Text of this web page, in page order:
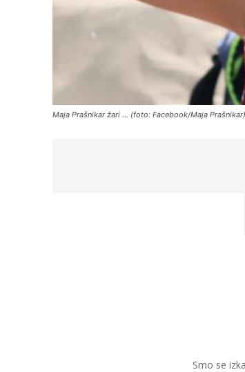
Maja Prašnikar žari ... (foto: Facebook/Maja Prašnikar)
Smo se